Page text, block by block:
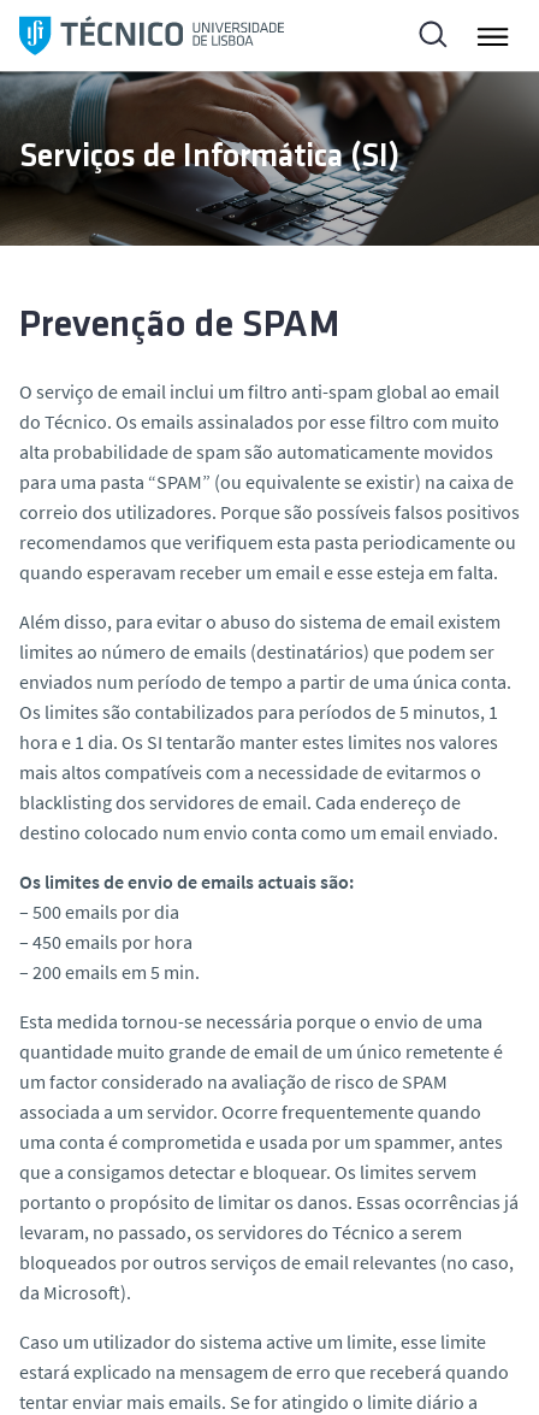
l
t
p
a
Serviços de Informática (SI)
Prevenção de SPAM
O serviço de email inclui um filtro anti-spam global ao email
do Técnico. Os emails assinalados por esse filtro com muito
alta probabilidade de spam são automaticamente movidos
para uma pasta “SPAM” (ou equivalente se existir) na caixa de
correio dos utilizadores. Porque são possíveis falsos positivos
recomendamos que verifiquem esta pasta periodicamente ou
quando esperavam receber um email e esse esteja em falta.
Além disso, para evitar o abuso do sistema de email existem
limites ao número de emails (destinatários) que podem ser
enviados num período de tempo a partir de uma única conta.
Os limites são contabilizados para períodos de 5 minutos, 1
hora e 1 dia. Os SI tentarão manter estes limites nos valores
mais altos compatíveis com a necessidade de evitarmos o
blacklisting dos servidores de email. Cada endereço de
destino colocado num envio conta como um email enviado.
Os limites de envio de emails actuais são:
– 500 emails por dia
– 450 emails por hora
– 200 emails em 5 min.
Esta medida tornou-se necessária porque o envio de uma
quantidade muito grande de email de um único remetente é
um factor considerado na avaliação de risco de SPAM
associada a um servidor. Ocorre frequentemente quando
uma conta é comprometida e usada por um spammer, antes
que a consigamos detectar e bloquear. Os limites servem
portanto o propósito de limitar os danos. Essas ocorrências já
levaram, no passado, os servidores do Técnico a serem
bloqueados por outros serviços de email relevantes (no caso,
da Microsoft).
Caso um utilizador do sistema active um limite, esse limite
estará explicado na mensagem de erro que receberá quando
tentar enviar mais emails. Se for atingido o limite diário a